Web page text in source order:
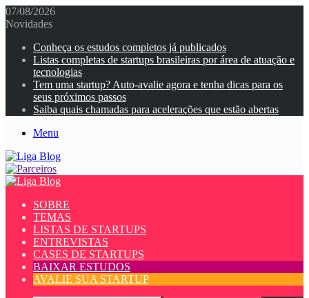
07/08/2026
Novidades
Conheça os estudos completos já publicados
Listas completas de startups brasileiras por área de atuação e
tecnologias
Tem uma startup? Auto-avalie agora e tenha dicas para os
seus próximos passos
Saiba quais chamadas para acelerações que estão abertas
Menu
SOBRE
TEMAS
LISTAS DE STARTUPS
ENTREVISTAS
CASES DE STARTUPS
BAIXAR ESTUDOS
AVALIE SUA STARTUP